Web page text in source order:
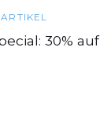
30% auf